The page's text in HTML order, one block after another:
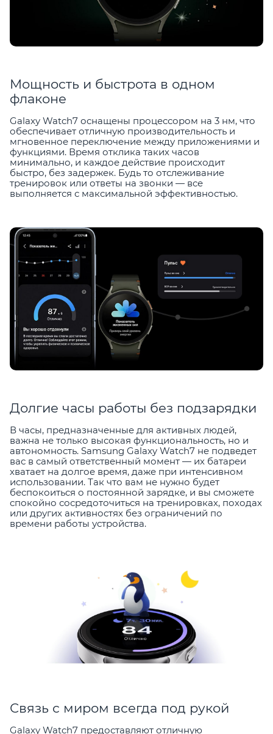
Мощность и быстрота в одном
флаконе
Galaxy Watch7 оснащены процессором на 3 нм, что
обеспечивает отличную производительность и
мгновенное переключение между приложениями и
функциями. Время отклика таких часов
минимально, и каждое действие происходит
быстро, без задержек. Будь то отслеживание
тренировок или ответы на звонки — все
выполняется с максимальной эффективностью.
Долгие часы работы без подзарядки
В часы, предназначенные для активных людей,
важна не только высокая функциональность, но и
автономность. Samsung Galaxy Watch7 не подведет
вас в самый ответственный момент — их батареи
хватает на долгое время, даже при интенсивном
использовании. Так что вам не нужно будет
беспокоиться о постоянной зарядке, и вы сможете
спокойно сосредоточиться на тренировках, походах
или других активностях без ограничений по
времени работы устройства.
Связь с миром всегда под рукой
Galaxy Watch7 предоставляют отличную